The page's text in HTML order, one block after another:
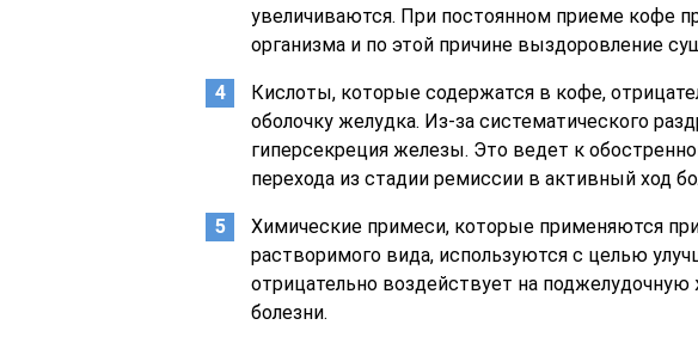
увеличиваются. При постоянном приеме кофе
организма и по этой причине выздоровление
Кислоты, которые содержатся в кофе,
оболочку желудка. Из-за систематического
гиперсекреция железы. Это ведет к
перехода из стадии ремиссии в активный ход
Химические примеси, которые применяются
растворимого вида, используются с целью
отрицательно воздействует на
болезни.